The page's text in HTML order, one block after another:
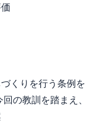
くりを行う条例を
の教訓を踏まえ、